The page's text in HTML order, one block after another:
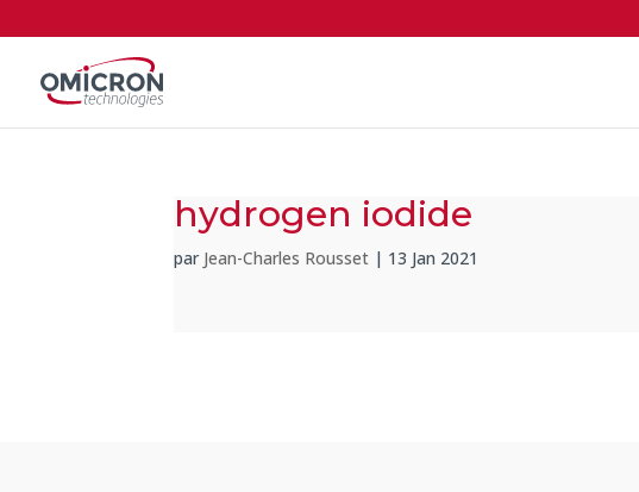
hydrogen iodide
par Jean-Charles Rousset | 13 Jan 2021